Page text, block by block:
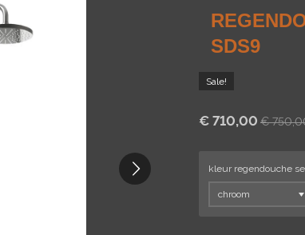
SDS9
Sale!
€ 710,00 €
kleur regendouche